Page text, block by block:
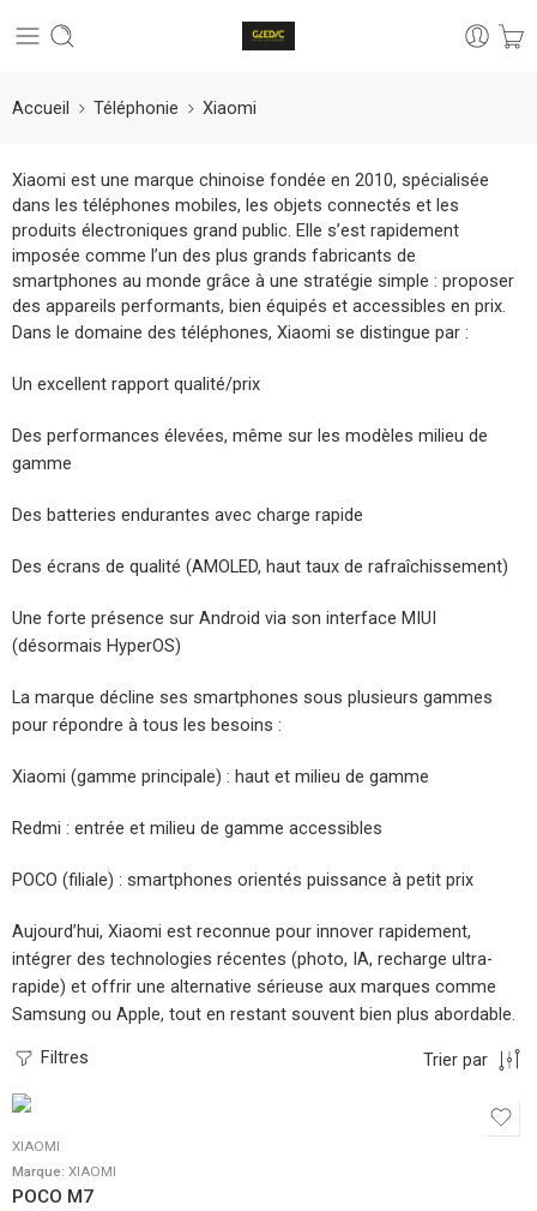
Accueil Téléphonie Xiaomi
Xiaomi est une marque chinoise fondée en 2010, spécialisée
dans les téléphones mobiles, les objets connectés et les
produits électroniques grand public. Elle s’est rapidement
imposée comme l’un des plus grands fabricants de
smartphones au monde grâce à une stratégie simple : proposer
des appareils performants, bien équipés et accessibles en prix.
Dans le domaine des téléphones, Xiaomi se distingue par :
Un excellent rapport qualité/prix
Des performances élevées, même sur les modèles milieu de
gamme
Des batteries endurantes avec charge rapide
Des écrans de qualité (AMOLED, haut taux de rafraîchissement)
Une forte présence sur Android via son interface MIUI
(désormais HyperOS)
La marque décline ses smartphones sous plusieurs gammes
pour répondre à tous les besoins :
Xiaomi (gamme principale) : haut et milieu de gamme
Redmi : entrée et milieu de gamme accessibles
POCO (filiale) : smartphones orientés puissance à petit prix
Aujourd’hui, Xiaomi est reconnue pour innover rapidement,
intégrer des technologies récentes (photo, IA, recharge ultra-
rapide) et offrir une alternative sérieuse aux marques comme
Samsung ou Apple, tout en restant souvent bien plus abordable.
Filtres Trier par
XIAOMI
Marque: XIAOMI
POCO M7